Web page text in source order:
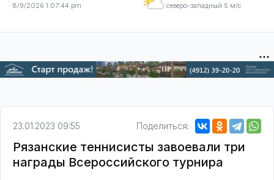
8/9/2026 1:07:45 pm
северо-западный 5 м/с
23.01.2023 09:55 Поделиться:
Рязанские теннисисты завоевали три
награды Всероссийского турнира